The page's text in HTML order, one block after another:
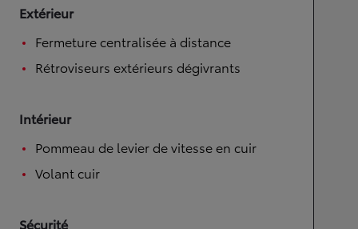
Extérieur
Fermeture centralisée à distance
Rétroviseurs extérieurs dégivrants
Intérieur
Pommeau de levier de vitesse en cuir
Volant cuir
Sécurité